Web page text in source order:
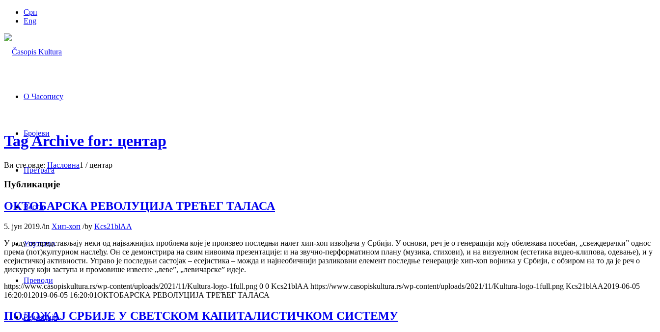
Срп
Eng
О Часопису
Бројеви
Претрага
Вести
Упутство
Преводи
Редакција
Tag Archive for: центар
Ви сте овде: Насловна1 / центар
Публикације
ОКТОБАРСКА РЕВОЛУЦИЈА ТРЕЋЕГ ТАЛАСА
5. јун 2019./in Хип-хоп /by Kcs21blAA
У раду се представљају неки од најважнијих проблема које је произвео последњи налет хип-хоп извођача у Србији. У основи, реч је о генерацији коју обележава посебан, „свеждерачки” однос
према (пот)културном наслеђу. Он се демонстрира на свим нивоима презентације: и на звучно-перформатином плану (музика, стихови), и на визуелном (естетика видео-клипова, одевање), и у
есејистичкој активности. Управо је последњи састојак – есејистика – можда и најнеобичнији разликовни елемент последње генерације хип-хоп војника у Србији, с обзиром на то да је реч о
дискурсу који заступа и промовише извесне „леве”, „левичарске” идеје.
https://www.casopiskultura.rs/wp-content/uploads/2021/11/Kultura-logo-1full.png 0 0 Kcs21blAA https://www.casopiskultura.rs/wp-content/uploads/2021/11/Kultura-logo-1full.png Kcs21blAA2019-06-05
16:20:012019-06-05 16:20:01ОКТОБАРСКА РЕВОЛУЦИЈА ТРЕЋЕГ ТАЛАСА
ПОЛОЖАЈ СРБИЈЕ У СВЕТСКОМ КАПИТАЛИСТИЧКОМ СИСТЕМУ